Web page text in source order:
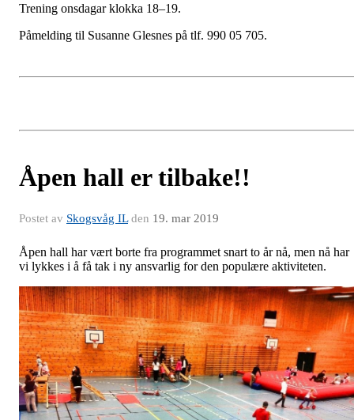
Trening onsdagar klokka 18–19.
Påmelding til Susanne Glesnes på tlf. 990 05 705.
Åpen hall er tilbake!!
Postet av Skogsvåg ILden 19. mar 2019
Åpen hall har vært borte fra programmet snart to år nå, men nå har
vi lykkes i å få tak i ny ansvarlig for den populære aktiviteten.